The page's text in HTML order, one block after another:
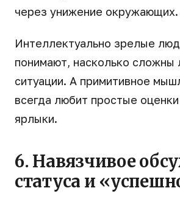
через унижение окружающих.
Интеллектуально зрелые
понимают, насколько сложны
ситуации. А примитивное
всегда любит простые
ярлыки.
6. Навязчивое
статуса и